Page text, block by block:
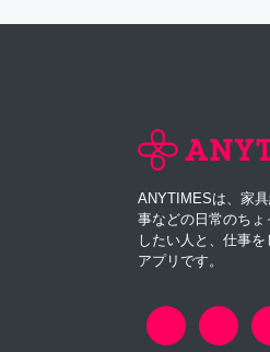
ANYTIMESは、家
事などの日常のち
したい人と、仕事
アプリです。